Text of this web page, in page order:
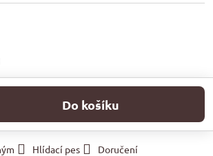
Do košíku
Hlídací pes
Doručení